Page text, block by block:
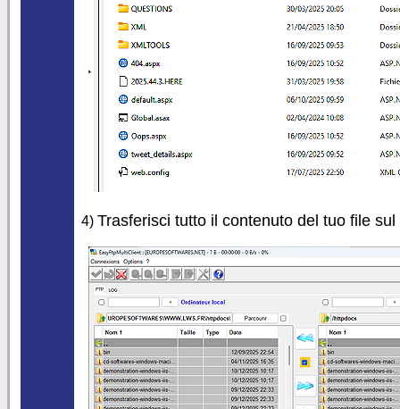
4) Trasferisci tutto il contenuto del tuo file